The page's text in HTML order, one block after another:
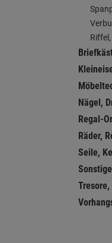
Nägel,
Regal-
Räder,
Seile,